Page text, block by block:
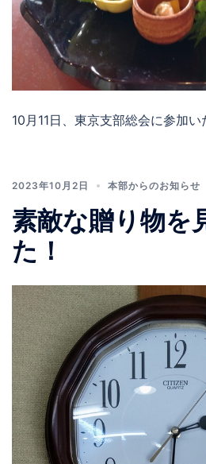
10月11日、東京支部総会に参加
2023年10月2日 本部からのお知らせ
素敵な贈り物を
た！